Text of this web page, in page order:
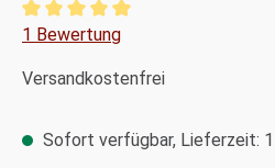
Durchschnittliche Bewertung
1 Bewertung
Versandkostenfrei
Sofort verfügbar, Lieferzeit: